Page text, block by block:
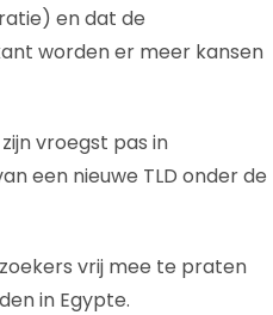
en dat de
worden er meer kansen
vroegst pas in
een nieuwe TLD onder de
vrij mee te praten
in Egypte.